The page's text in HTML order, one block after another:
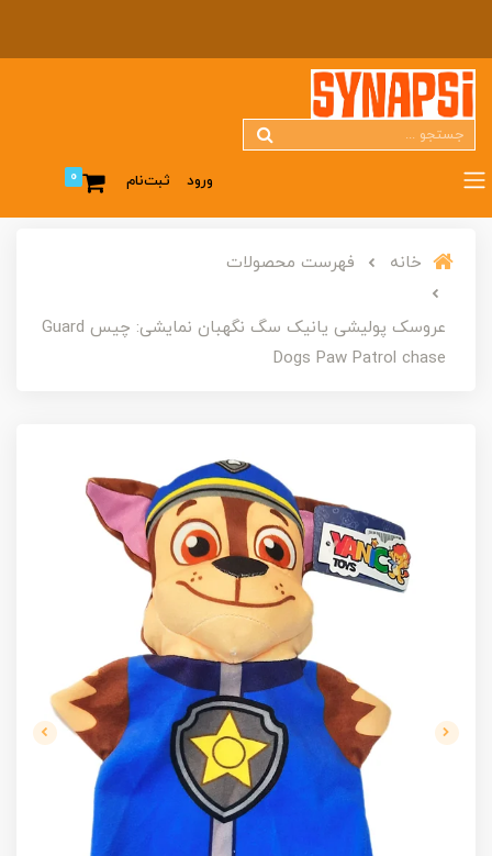
ورود ثبت‌نام 0
خانه فهرست محصولات
عروسک پولیشی یانیک سگ نگهبان نمایشی: چیس Guard
Dogs Paw Patrol chase